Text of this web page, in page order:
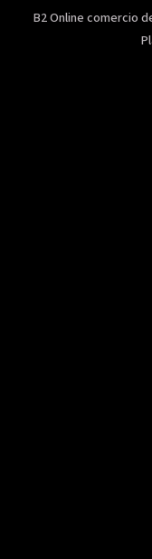
B2 Online comercio